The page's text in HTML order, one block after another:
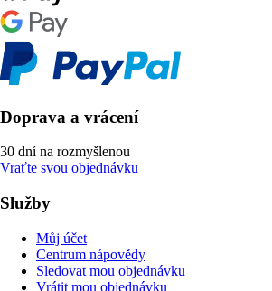
Doprava a vrácení
30 dní na rozmyšlenou
Vraťte svou objednávku
Služby
Můj účet
Centrum nápovědy
Sledovat mou objednávku
Vrátit mou objednávku